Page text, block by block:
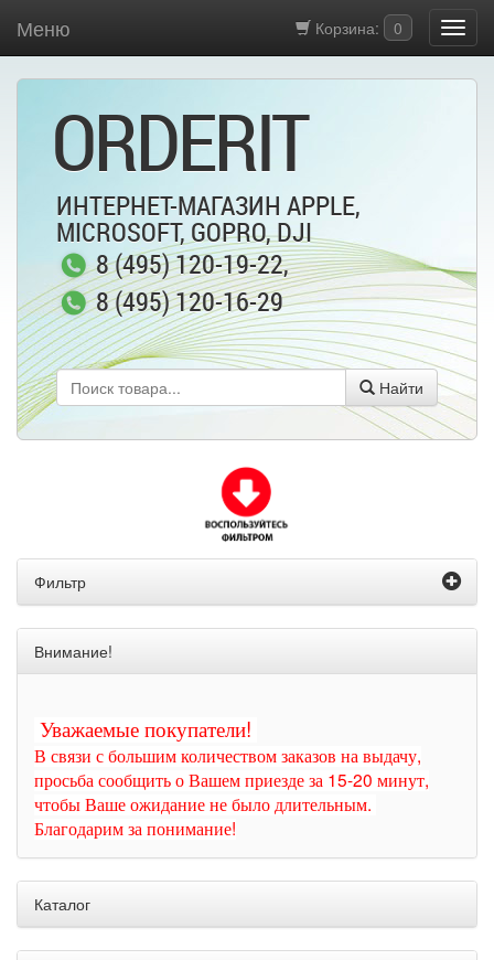
Корзина: 0
Меню
ORDERIT
ИНТЕРНЕТ-МАГАЗИН APPLE,
MICROSOFT, GOPRO, DJI
8 (495) 120-19-22,
8 (495) 120-16-29
Найти
Фильтр
Внимание!
Уважаемые покупатели!
В связи с большим количеством заказов на выдачу,
просьба сообщить о Вашем приезде за 15-20 минут,
чтобы Ваше ожидание не было длительным.
Благодарим за понимание!
Каталог